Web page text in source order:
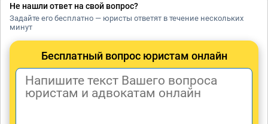
Не нашли ответ на свой вопрос?
Задайте его бесплатно — юристы ответят в течение нескольких
минут
Бесплатный вопрос юристам онлайн